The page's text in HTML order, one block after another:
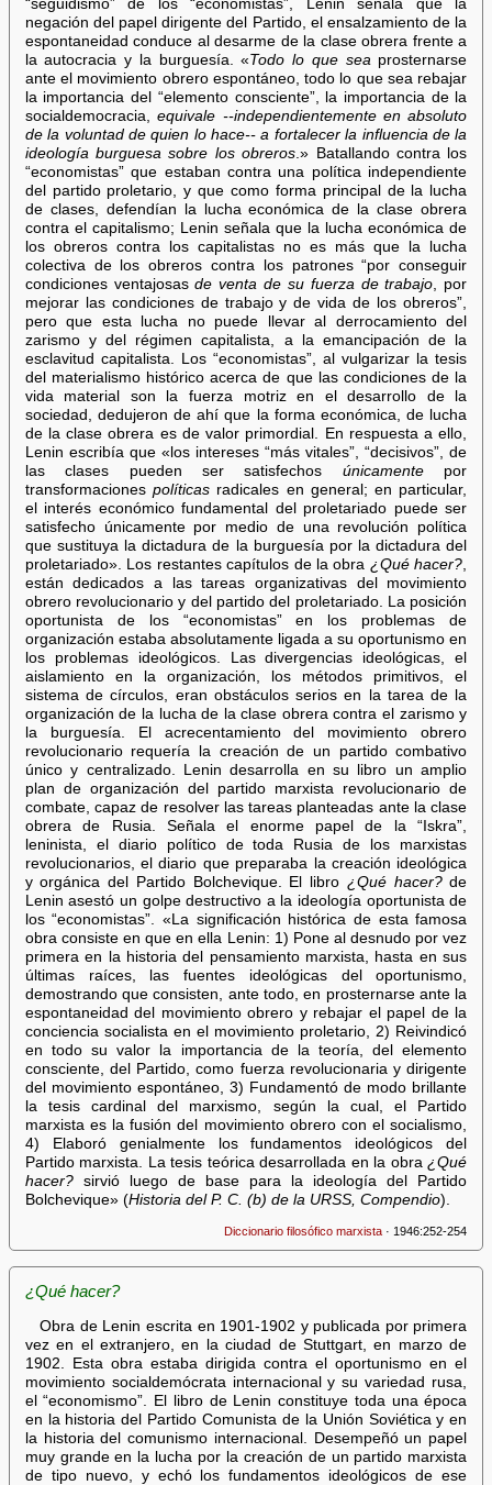
“seguidismo” de los “economistas”, Lenin señala que la
negación del papel dirigente del Partido, el ensalzamiento de la
espontaneidad conduce al desarme de la clase obrera frente a
la autocracia y la burguesía. «Todo lo que sea prosternarse
ante el movimiento obrero espontáneo, todo lo que sea rebajar
la importancia del “elemento consciente”, la importancia de la
socialdemocracia,equivale --independientemente en absoluto
de la voluntad de quien lo hace-- a fortalecer la influencia de la
ideología burguesa sobre los obreros .» Batallando contra los
“economistas” que estaban contra una política independiente
del partido proletario, y que como forma principal de la lucha
de clases, defendían la lucha económica de la clase obrera
contra el capitalismo; Lenin señala que la lucha económica de
los obreros contra los capitalistas no es más que la lucha
colectiva de los obreros contra los patrones “por conseguir
condiciones ventajosasde venta de su fuerza de trabajo , por
mejorar las condiciones de trabajo y de vida de los obreros”,
pero que esta lucha no puede llevar al derrocamiento del
zarismo y del régimen capitalista, a la emancipación de la
esclavitud capitalista. Los “economistas”, al vulgarizar la tesis
del materialismo histórico acerca de que las condiciones de la
vida material son la fuerza motriz en el desarrollo de la
sociedad, dedujeron de ahí que la forma económica, de lucha
de la clase obrera es de valor primordial. En respuesta a ello,
Lenin escribía que «los intereses “más vitales”, “decisivos”, de
las clases pueden ser satisfechos únicamentepor
transformaciones políticas radicales en general; en particular,
el interés económico fundamental del proletariado puede ser
satisfecho únicamente por medio de una revolución política
que sustituya la dictadura de la burguesía por la dictadura del
proletariado». Los restantes capítulos de la obra ¿Qué hacer?
están dedicados a las tareas organizativas del movimiento
obrero revolucionario y del partido del proletariado. La posición
oportunista de los “economistas” en los problemas de
organización estaba absolutamente ligada a su oportunismo en
los problemas ideológicos. Las divergencias ideológicas, el
aislamiento en la organización, los métodos primitivos, el
sistema de círculos, eran obstáculos serios en la tarea de la
organización de la lucha de la clase obrera contra el zarismo y
la burguesía. El acrecentamiento del movimiento obrero
revolucionario requería la creación de un partido combativo
único y centralizado. Lenin desarrolla en su libro un amplio
plan de organización del partido marxista revolucionario de
combate, capaz de resolver las tareas planteadas ante la clase
obrera de Rusia. Señala el enorme papel de la “Iskra”,
leninista, el diario político de toda Rusia de los marxistas
revolucionarios, el diario que preparaba la creación ideológica
y orgánica del Partido Bolchevique. El libro ¿Qué hacer?de
Lenin asestó un golpe destructivo a la ideología oportunista de
los “economistas”. «La significación histórica de esta famosa
obra consiste en que en ella Lenin: 1) Pone al desnudo por vez
primera en la historia del pensamiento marxista, hasta en sus
últimas raíces, las fuentes ideológicas del oportunismo,
demostrando que consisten, ante todo, en prosternarse ante la
espontaneidad del movimiento obrero y rebajar el papel de la
conciencia socialista en el movimiento proletario, 2) Reivindicó
en todo su valor la importancia de la teoría, del elemento
consciente, del Partido, como fuerza revolucionaria y dirigente
del movimiento espontáneo, 3) Fundamentó de modo brillante
la tesis cardinal del marxismo, según la cual, el Partido
marxista es la fusión del movimiento obrero con el socialismo,
4) Elaboró genialmente los fundamentos ideológicos del
Partido marxista. La tesis teórica desarrollada en la obra¿Qué
hacer?sirvió luego de base para la ideología del Partido
Bolchevique» (Historia del P. C. (b) de la URSS, Compendio).
Diccionario filosófico marxista · 1946:252-254
¿Qué hacer?
Obra de Lenin escrita en 1901-1902 y publicada por primera
vez en el extranjero, en la ciudad de Stuttgart, en marzo de
1902. Esta obra estaba dirigida contra el oportunismo en el
movimiento socialdemócrata internacional y su variedad rusa,
el “economismo”. El libro de Lenin constituye toda una época
en la historia del Partido Comunista de la Unión Soviética y en
la historia del comunismo internacional. Desempeñó un papel
muy grande en la lucha por la creación de un partido marxista
de tipo nuevo, y echó los fundamentos ideológicos de ese